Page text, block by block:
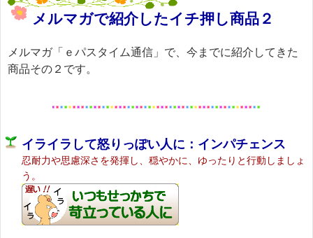
メルマガで紹介したイチ押し商品２
メルマガ「ｅパスタイム通信」で、今までに紹介してきた
商品その２です。
イライラして怒りっぽい人に：インパチェンス
忍耐力や思慮深さを発揮し、穏やかに、ゆったりと行動しましょ
う。